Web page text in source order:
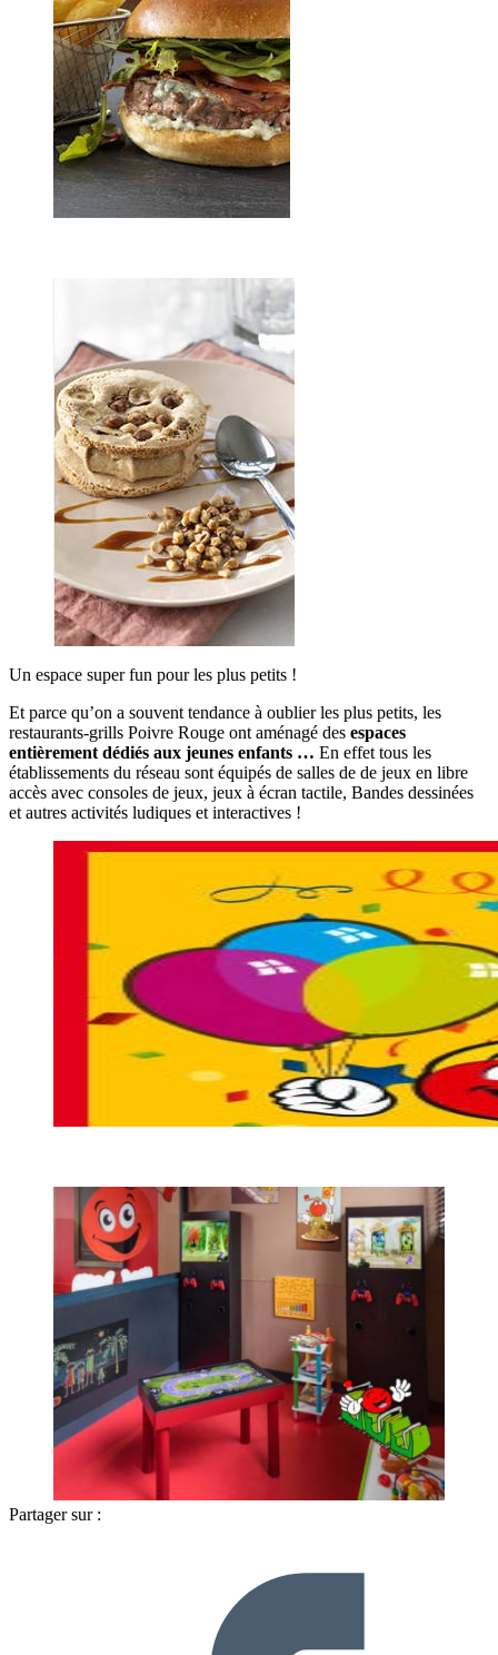
Un espace super fun pour les plus petits !
Et parce qu’on a souvent tendance à oublier les plus petits, les
restaurants-grills Poivre Rouge ont aménagé des espaces
entièrement dédiés aux jeunes enfants … En effet tous les
établissements du réseau sont équipés de salles de de jeux en libre
accès avec consoles de jeux, jeux à écran tactile, Bandes dessinées
et autres activités ludiques et interactives !
Partager sur :